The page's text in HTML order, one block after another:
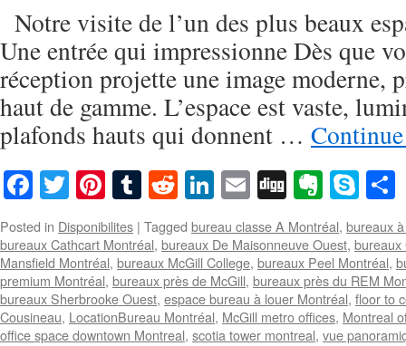
Notre visite de l’un des plus beaux
Une entrée qui impressionne Dès que
réception projette une image moderne,
haut de gamme. L’espace est vaste,
plafonds hauts qui donnent …
Facebook
TwitterPinterest
Tumblr
RedditLinkedIn
EmailDigg
Posted in Disponibilites | Tagged bureau classe A Montréal, bureaux
bureaux Cathcart Montréal, bureaux De Maisonneuve Ouest, bureaux
Mansfield Montréal, bureaux McGill College, bureaux Peel Montréal,
premium Montréal, bureaux près de McGill, bureaux près du REM
bureaux Sherbrooke Ouest, espace bureau à louer Montréal, floor to
Cousineau, LocationBureau Montréal, McGill metro offices, Montreal
office space downtown Montreal, scotia tower montreal, vue